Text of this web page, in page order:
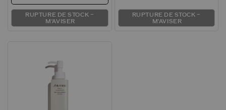
RUPTURE DE STOCK –
M'AVISER
RUPTURE DE STOCK –
M'AVISER